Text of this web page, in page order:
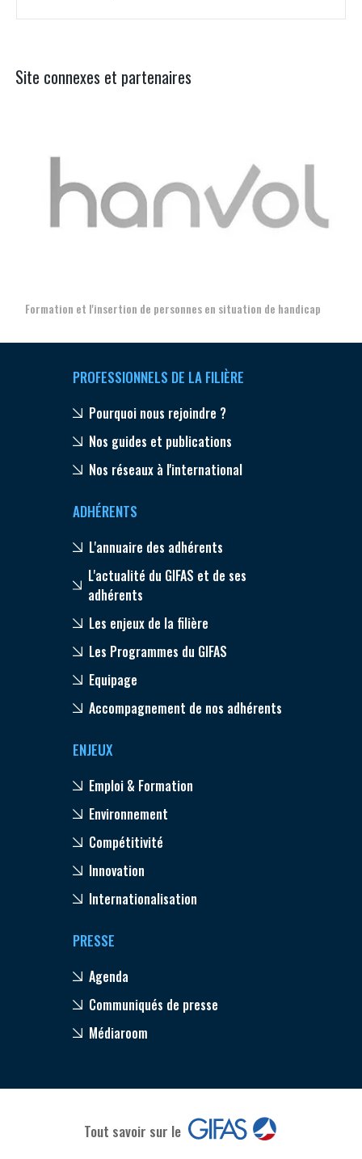
Site connexes et partenaires
Formation et l'insertion de personnes en situation de handicap
PROFESSIONNELS DE LA FILIÈRE
Pourquoi nous rejoindre ?
Nos guides et publications
Nos réseaux à l'international
ADHÉRENTS
L'annuaire des adhérents
L'actualité du GIFAS et de ses
adhérents
Les enjeux de la filière
Les Programmes du GIFAS
Equipage
Accompagnement de nos adhérents
ENJEUX
Emploi & Formation
Environnement
Compétitivité
Innovation
Internationalisation
PRESSE
Agenda
Communiqués de presse
Médiaroom
Tout savoir sur le